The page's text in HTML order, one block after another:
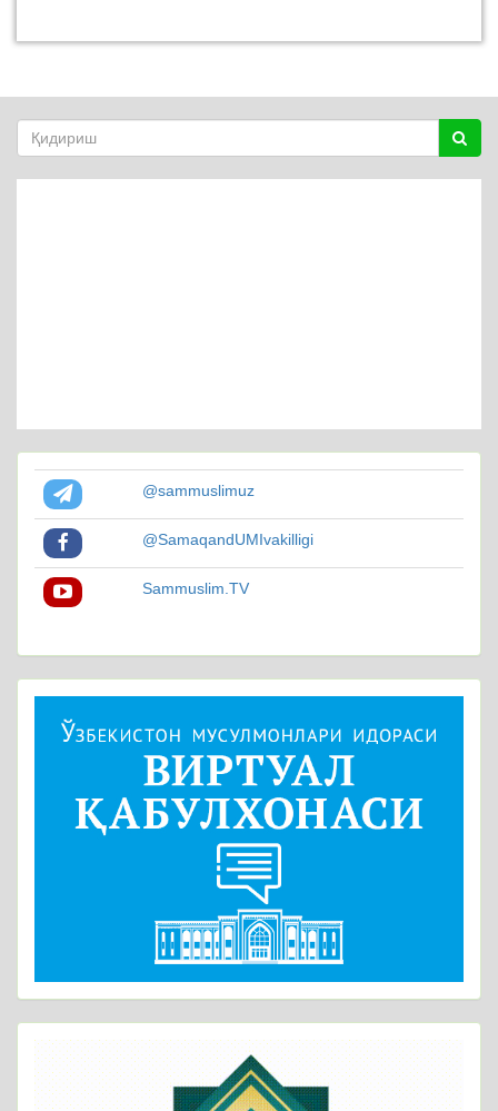
@sammuslimuz
@SamaqandUMIvakilligi
Sammuslim.TV